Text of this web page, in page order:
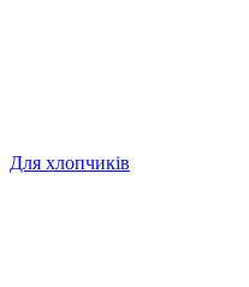
Для хлопчиків